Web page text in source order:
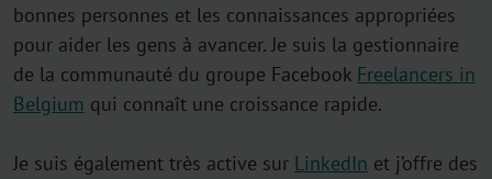
bonnes personnes et les connaissances appropriées
pour aider les gens à avancer. Je suis la gestionnaire
de la communauté du groupe Facebook Freelancers in
Belgium qui connaît une croissance rapide.
Je suis également très active sur LinkedIn et j’offre des